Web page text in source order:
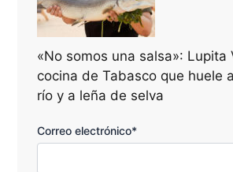
«No somos una salsa»: Lupita
cocina de Tabasco que huele
río y a leña de selva
Correo electrónico*